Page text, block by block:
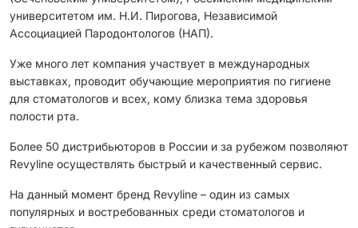
университетом им. Н.И. Пирогова, Независимой
Ассоциацией Пародонтологов (НАП).
Уже много лет компания участвует в международных
выставках, проводит обучающие мероприятия по гигиене
для стоматологов и всех, кому близка тема здоровья
полости рта.
Более 50 дистрибьюторов в России и за рубежом позволяют
Revyline осуществлять быстрый и качественный сервис.
На данный момент бренд Revyline – один из самых
популярных и востребованных среди стоматологов и